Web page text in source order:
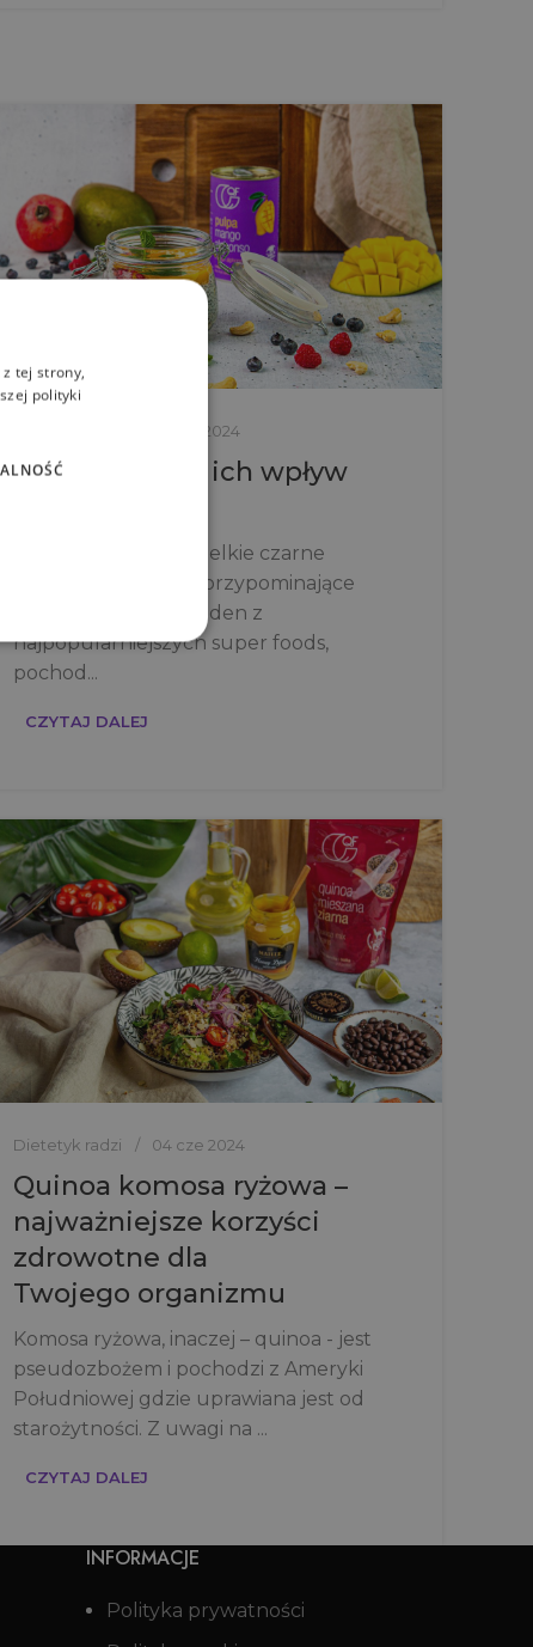
10 cze 2024
Nasiona Chia i ich wpływ
Nasiona chia to niewielkie czarne
ziarenka, kształtem przypominające
malutką fasolę. To jeden z
najpopularniejszych super foods,
pochod...
CZYTAJ DALEJ
Dietetyk radzi 04 cze 2024
Quinoa komosa ryżowa –
najważniejsze korzyści
zdrowotne dla
Twojego organizmu
Komosa ryżowa, inaczej – quinoa - jest
pseudozbożem i pochodzi z Ameryki
Południowej gdzie uprawiana jest od
starożytności. Z uwagi na ...
CZYTAJ DALEJ
INFORMACJE
Polityka prywatności
tej strony,
polityki